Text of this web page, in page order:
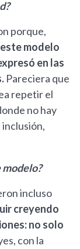
porque,
modelo
en las
Pareciera que
repetir el
no hay
modelo?
incluso
creyendo
no solo
con la